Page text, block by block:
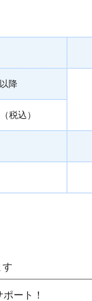
降
税込）
す
ート！